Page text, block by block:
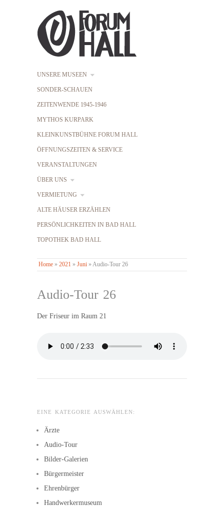
UNSERE MUSEEN
SONDER-SCHAUEN
ZEITENWENDE 1945-1946
MYTHOS KURPARK
KLEINKUNSTBÜHNE FORUM HALL
ÖFFNUNGSZEITEN & SERVICE
VERANSTALTUNGEN
ÜBER UNS
VERMIETUNG
ALTE HÄUSER ERZÄHLEN
PERSÖNLICHKEITEN IN BAD HALL
TOPOTHEK BAD HALL
Home » 2021 » Juni »Audio-Tour 26
Audio-Tour 26
Der Friseur im Raum 21
EINE KATEGORIE AUSWÄHLEN:
Ärzte
Audio-Tour
Bilder-Galerien
Bürgermeister
Ehrenbürger
Handwerkermuseum